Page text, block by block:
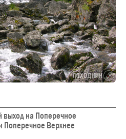
выход на Поперечное
Поперечное Верхнее